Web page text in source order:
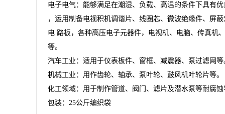
电子电气：能够满足在潮湿、负载、高温的条件下具有
，运用制备电视积机调谐片、线圈芯、微波绝缘件、屏
电 路板，各种高压电子元器件，电视机、电脑、传真机
等。
汽车工业：适用于仪表板件、窗框、减震器、泵过滤网等
机械工业：用作齿轮、轴承、泵叶轮、鼓风机叶轮片等。
化工领域：用于制作管道、阀门、滤片及潜水泵等耐腐
包装： 25公斤编织袋